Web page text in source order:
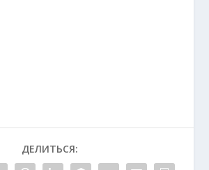
ДЕЛИТЬСЯ: